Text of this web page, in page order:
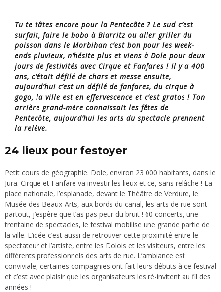
Tu te tâtes encore pour la Pentecôte ? Le sud c’est
surfait, faire le bobo à Biarritz ou aller griller du
poisson dans le Morbihan c’est bon pour les week-
ends pluvieux, n’hésite plus et viens à Dole pour deux
jours de festivités avec Cirque et Fanfares ! Il y a 400
ans, c’était défilé de chars et messe ensuite,
aujourd’hui c’est un défilé de fanfares, du cirque à
gogo, la ville est en effervescence et c’est gratos ! Ton
arrière grand-mère connaissait les fêtes de
Pentecôte, aujourd’hui les arts du spectacle prennent
la relève.
24 lieux pour festoyer
Petit cours de géographie. Dole, environ 23 000 habitants, dans le
Jura. Cirque et Fanfare va investir les lieux et ce, sans relâche ! La
place nationale, l’esplanade, devant le Théâtre de Verdure, le
Musée des Beaux-Arts, aux bords du canal, les arts de rue sont
partout, j’espère que t’as pas peur du bruit ! 60 concerts, une
trentaine de spectacles, le festival mobilise une grande partie de
la ville. L’idée c’est aussi de retrouver cette proximité entre le
spectateur et l’artiste, entre les Dolois et les visiteurs, entre les
différents professionnels des arts de rue. L’ambiance est
conviviale, certaines compagnies ont fait leurs débuts à ce festival
et c’est avec plaisir que les organisateurs les ré-invitent au fil des
années !